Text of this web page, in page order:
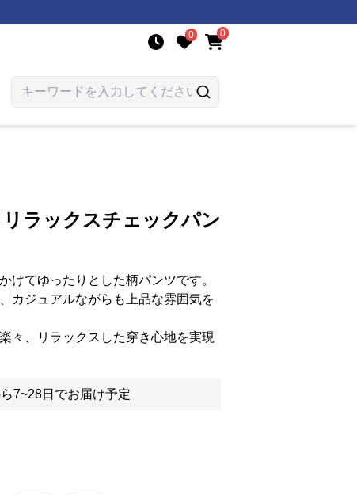
0 0
ラックスチェックパン
けてゆったりとした柄パンツです。
カジュアルながらも上品な雰囲気を
々、リラックスした穿き心地を実現
7~28日でお届け予定